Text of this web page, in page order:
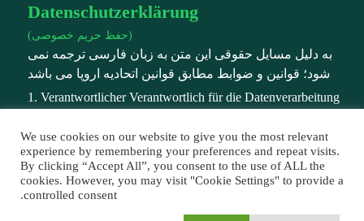
Datenschutzerklärung
(حفظ حریم خصوصی)
به دلیل مسایل حقوقی این متن به زبان فارسی ترجمه نمی
شود؛ قوانین و ضوابط مطابق قوانین اتحادیه اروپا می باشد
1. Verantwortlicher Verantwortlich für die Datenverarbeitung
Prinzenstr. 30 B, 12105 Berlin Telefon: +491728556726 E-
Mail: info@caspinofood.com
Weiterlesen
We use cookies on our website to give you the most relevant
experience by remembering your preferences and repeat visits.
By clicking “Accept All”, you consent to the use of ALL the
cookies. However, you may visit "Cookie Settings" to provide a
controlled consent.